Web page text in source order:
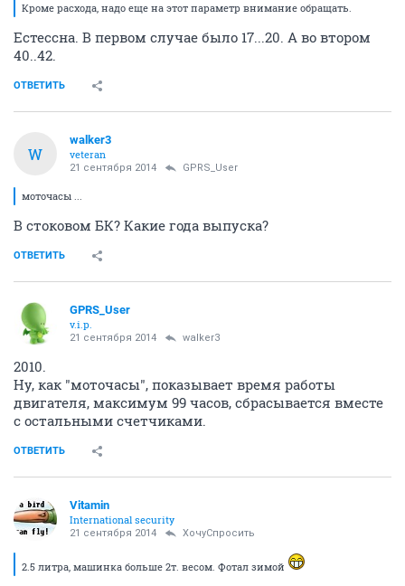
Кроме расхода, надо еще на этот параметр внимание обращать.
Естессна. В первом случае было 17...20. А во втором
40..42.
ОТВЕТИТЬ
W
walker3
veteran
21 сентября 2014 GPRS_User
моточасы ...
В стоковом БК? Какие года выпуска?
ОТВЕТИТЬ
GPRS_User
v.i.p.
21 сентября 2014 walker3
2010.
Ну, как "моточасы", показывает время работы
двигателя, максимум 99 часов, сбрасывается вместе
с остальными счетчиками.
ОТВЕТИТЬ
Vitamin
International security
21 сентября 2014 ХочуСпросить
2.5 литра, машинка больше 2т. весом. Фотал зимой